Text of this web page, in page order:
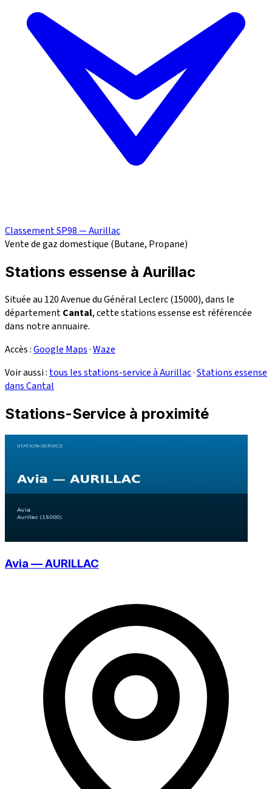
Classement SP98 — Aurillac
Vente de gaz domestique (Butane, Propane)
Stations essense à Aurillac
Située au 120 Avenue du Général Leclerc (15000), dans le
départementCantal, cette stations essense est référencée
dans notre annuaire.
Accès :Google Maps·Waze
Voir aussi : tous les stations-service à Aurillac·Stations essense
dans Cantal
Stations-Service à proximité
Avia — AURILLAC